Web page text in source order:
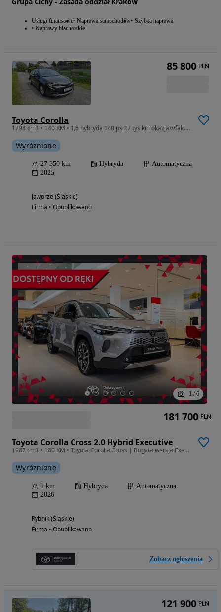
Usługi finansowe Naprawa samochodów Szybka naprawa
Naprawy blacharskie
Toyota Corolla
1798 cm3 • 140 KM • 1,8 hybryda 140 ps 27 tys km okazja///faktura vat cena brutto
Wyróżnione
27 350 km Hybryda
Automatyczna
2025
Jaworze (Śląskie)
Firma • Opublikowano
85 800 PLN
1 / 6
Toyota Corolla Cross 2.0 Hybrid Executive
1987 cm3 • 180 KM • Toyota Corolla Cross | Bogata wersja Executive | Dostępna od ręki!
Wyróżnione
1 km Hybryda
Automatyczna
2026
Rybnik (Śląskie)
Firma • Opublikowano
Zobacz ogłoszenia
181 700 PLN
121 900 PLN